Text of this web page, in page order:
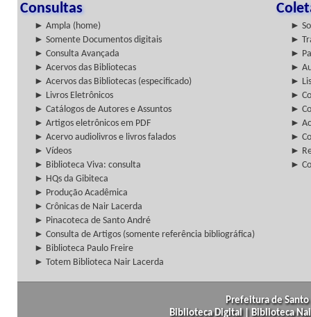
Consultas
► Ampla (home)
►
► Somente Documentos digitais
►
► Consulta Avançada
►
► Acervos das Bibliotecas
►
► Acervos das Bibliotecas (especificado)
►
► Livros Eletrônicos
►
► Catálogos de Autores e Assuntos
►
► Artigos eletrônicos em PDF
►
► Acervo audiolivros e livros falados
►
► Vídeos
►
► Biblioteca Viva: consulta
►
► HQs da Gibiteca
► Produção Acadêmica
► Crônicas de Nair Lacerda
► Pinacoteca de Santo André
► Consulta de Artigos (somente referência bibliográfica)
► Biblioteca Paulo Freire
► Totem Biblioteca Nair Lacerda
Prefeitura de
Biblioteca Digital | Biblioteca